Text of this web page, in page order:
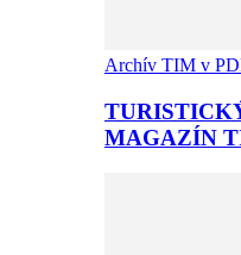
Archív TIM v
MAGAZÍN